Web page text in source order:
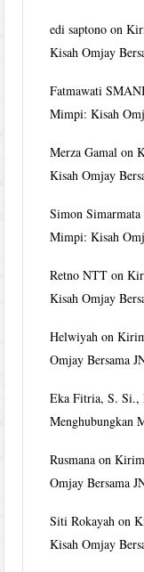
edi saptono on
Kisah Omjay
Fatmawati
Mimpi: Kisah
Merza Gamal on
Kisah Omjay
Simon Simarmata
Mimpi: Kisah
Retno NTT on
Kisah Omjay
Helwiyah on
Omjay Bersama
Eka Fitria, S. Si.,
Menghubungkan
Rusmana on
Omjay Bersama
Siti Rokayah on
Kisah Omjay